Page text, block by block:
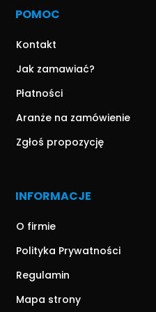
POMOC
Kontakt
Jak zamawiać?
Płatności
Aranże na zamówienie
Zgłoś propozycję
INFORMACJE
O firmie
Polityka Prywatności
Regulamin
Mapa strony